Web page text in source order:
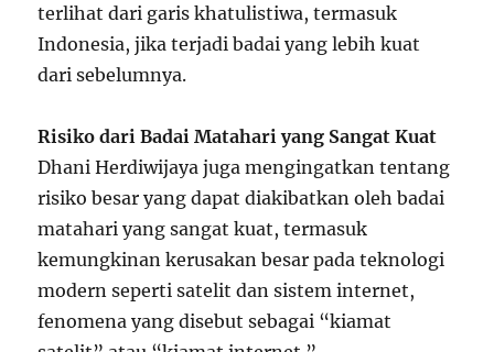
terlihat dari garis khatulistiwa, termasuk
Indonesia, jika terjadi badai yang lebih kuat
dari sebelumnya.
Risiko dari Badai Matahari yang Sangat Kuat
Dhani Herdiwijaya juga mengingatkan tentang
risiko besar yang dapat diakibatkan oleh badai
matahari yang sangat kuat, termasuk
kemungkinan kerusakan besar pada teknologi
modern seperti satelit dan sistem internet,
fenomena yang disebut sebagai “kiamat